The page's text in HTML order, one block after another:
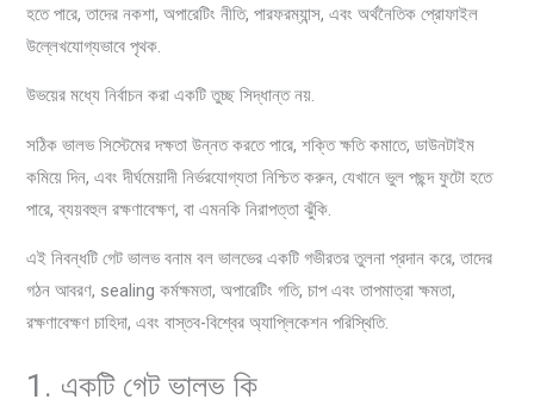
হতে পারে, তাদের নকশা, অপারেটিং নীতি, পারফরম্যান্স, এবং অর্থনৈতিক প্রোফাইল
উল্লেখযোগ্যভাবে পৃথক.
উভয়ের মধ্যে নির্বাচন করা একটি তুচ্ছ সিদ্ধান্ত নয়.
সঠিক ভালভ সিস্টেমের দক্ষতা উন্নত করতে পারে, শক্তি ক্ষতি কমাতে, ডাউনটাইম
কমিয়ে দিন, এবং দীর্ঘমেয়াদী নির্ভরযোগ্যতা নিশ্চিত করুন, যেখানে ভুল পছন্দ ফুটো হতে
পারে, ব্যয়বহুল রক্ষণাবেক্ষণ, বা এমনকি নিরাপত্তা ঝুঁকি.
এই নিবন্ধটি গেট ভালভ বনাম বল ভালভের একটি গভীরতর তুলনা প্রদান করে, তাদের
গঠন আবরণ, sealing কর্মক্ষমতা, অপারেটিং গতি, চাপ এবং তাপমাত্রা ক্ষমতা,
রক্ষণাবেক্ষণ চাহিদা, এবং বাস্তব-বিশ্বের অ্যাপ্লিকেশন পরিস্থিতি.
1. একটি গেট ভালভ কি